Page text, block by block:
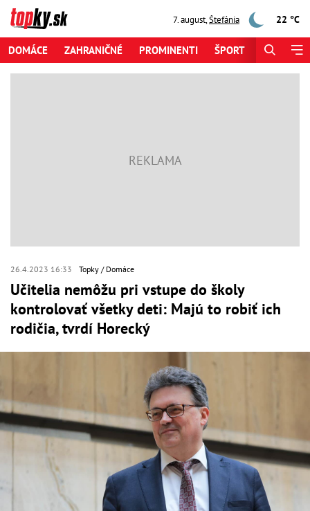
7. august,Štefánia 22 °C
DOMÁCE ZAHRANIČNÉ PROMINENTI ŠPORT
26.4.2023 16:33 Topky Domáce
Učitelia nemôžu pri vstupe do školy
kontrolovať všetky deti: Majú to robiť ich
rodičia, tvrdí Horecký